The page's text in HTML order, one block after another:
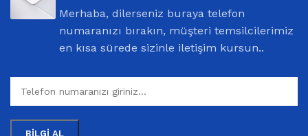
Merhaba, dilerseniz buraya telefon
numaranızı bırakın, müşteri temsilcilerimiz
en kısa sürede sizinle iletişim kursun..